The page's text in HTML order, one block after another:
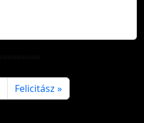
Felicitász